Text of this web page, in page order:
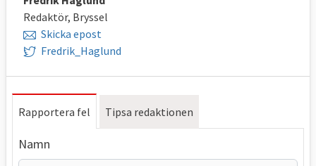
Redaktör, Bryssel
Skicka epost
Fredrik_Haglund
Rapportera fel Tipsa redaktionen
Namn